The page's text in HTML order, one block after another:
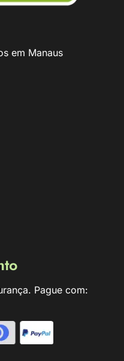
em Manaus
Pague com: